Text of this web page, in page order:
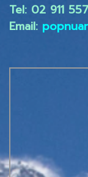
Tel: 02 ​911
Email: